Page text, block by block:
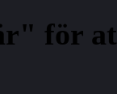
för